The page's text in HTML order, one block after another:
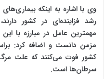
وی با اشاره به اینکه
رشد فزاینده‌ای در کشور
مهمترین عامل در مبارزه با
سرطان‌ها است.